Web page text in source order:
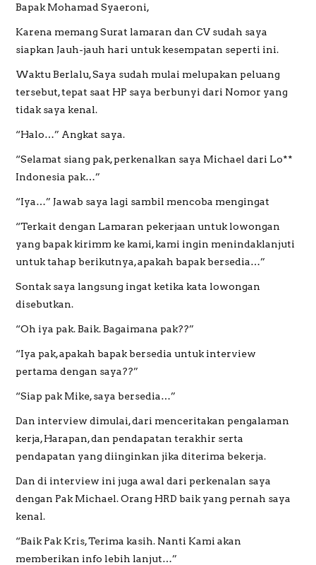
Bapak Mohamad Syaeroni,
Karena memang Surat lamaran dan CV sudah saya
siapkan Jauh-jauh hari untuk kesempatan seperti ini.
Waktu Berlalu, Saya sudah mulai melupakan peluang
tersebut, tepat saat HP saya berbunyi dari Nomor yang
tidak saya kenal.
“Halo…” Angkat saya.
“Selamat siang pak, perkenalkan saya Michael dari Lo**
Indonesia pak…”
“Iya…” Jawab saya lagi sambil mencoba mengingat
“Terkait dengan Lamaran pekerjaan untuk lowongan
yang bapak kirimm ke kami, kami ingin menindaklanjuti
untuk tahap berikutnya, apakah bapak bersedia…”
Sontak saya langsung ingat ketika kata lowongan
disebutkan.
“Oh iya pak. Baik. Bagaimana pak??”
“Iya pak, apakah bapak bersedia untuk interview
pertama dengan saya??”
“Siap pak Mike, saya bersedia…”
Dan interview dimulai, dari menceritakan pengalaman
kerja, Harapan, dan pendapatan terakhir serta
pendapatan yang diinginkan jika diterima bekerja.
Dan di interview ini juga awal dari perkenalan saya
dengan Pak Michael. Orang HRD baik yang pernah saya
kenal.
“Baik Pak Kris, Terima kasih. Nanti Kami akan
memberikan info lebih lanjut…”